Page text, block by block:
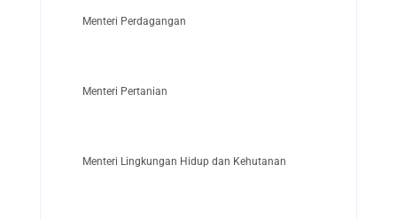
Menteri Perdagangan
Menteri Pertanian
Menteri Lingkungan Hidup dan Kehutanan